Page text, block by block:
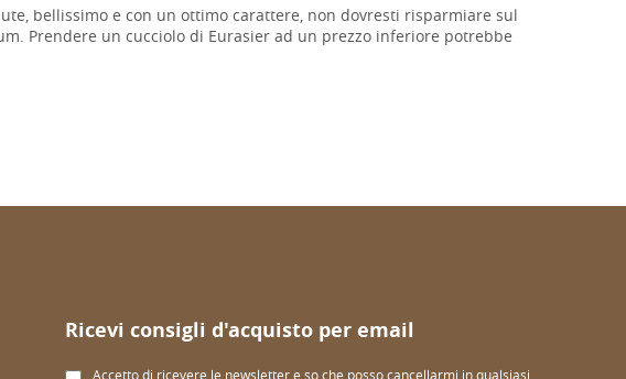
bellissimo e con un ottimo carattere, non dovresti risparmiare sul
Prendere un cucciolo di Eurasier ad un prezzo inferiore potrebbe
Ricevi consigli d'acquisto per email
Accetto di ricevere le newsletter e so che posso cancellarmi in qualsiasi